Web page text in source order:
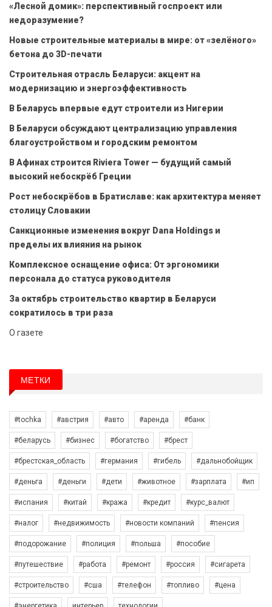
«Лесной домик»: перспективный госпроект или
недоразумение?
Новые строительные материалы в мире: от «зелёного»
бетона до 3D-печати
Строительная отрасль Беларуси: акцент на
модернизацию и энергоэффективность
В Беларусь впервые едут строители из Нигерии
В Беларуси обсуждают централизацию управления
благоустройством и городским ремонтом
В Афинах строится Riviera Tower — будущий самый
высокий небоскрёб Греции
Рост небоскрёбов в Братиславе: как архитектура меняет
столицу Словакии
Санкционные изменения вокруг Dana Holdings и
пределы их влияния на рынок
Комплексное оснащение офиса: От эргономики
персонала до статуса руководителя
За октябрь строительство квартир в Беларуси
сократилось в три раза
О газете
МЕТКИ
#tochka #австрия #авто #аренда #банк
#беларусь #бизнес #богатство #брест
#брестская_область #германия #гибель #дальнобойщик
#деньга #деньги #дети #животное #зарплата #ип
#испания #китай #кража #кредит #курс_валют
#налог #недвижимость #новости компаний #пенсия
#подорожание #полиция #польша #пособие
#путешествие #работа #ремонт #россия #сигарета
#строительство #сша #телефон #топливо #цена